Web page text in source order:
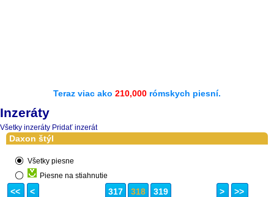
Teraz viac ako 210,000 rómskych piesní.
Inzeráty
Všetky inzeráty Pridať inzerát
Daxon štýl
Všetky piesne
Piesne na stiahnutie
<< < 317 318 319 > >>